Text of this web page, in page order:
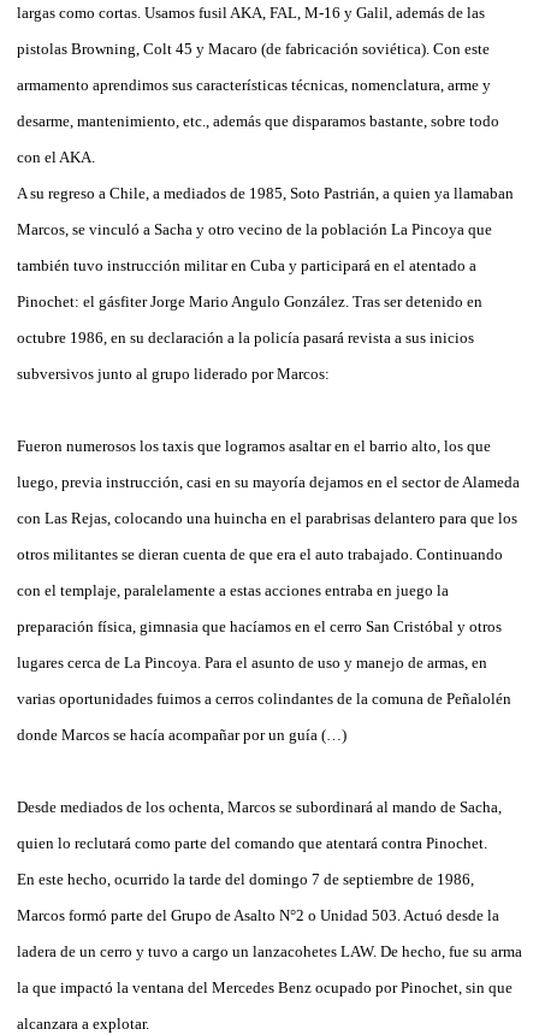
largas como cortas. Usamos fusil AKA, FAL, M-16 y Galil, además de las
pistolas Browning, Colt 45 y Macaro (de fabricación soviética). Con este
armamento aprendimos sus características técnicas, nomenclatura, arme y
desarme, mantenimiento, etc., además que disparamos bastante, sobre todo
con el AKA.
A su regreso a Chile, a mediados de 1985, Soto Pastrián, a quien ya llamaban
Marcos, se vinculó a Sacha y otro vecino de la población La Pincoya que
también tuvo instrucción militar en Cuba y participará en el atentado a
Pinochet: el gásfiter Jorge Mario Angulo González. Tras ser detenido en
octubre 1986, en su declaración a la policía pasará revista a sus inicios
subversivos junto al grupo liderado por Marcos:
Fueron numerosos los taxis que logramos asaltar en el barrio alto, los que
luego, previa instrucción, casi en su mayoría dejamos en el sector de Alameda
con Las Rejas, colocando una huincha en el parabrisas delantero para que los
otros militantes se dieran cuenta de que era el auto trabajado. Continuando
con el templaje, paralelamente a estas acciones entraba en juego la
preparación física, gimnasia que hacíamos en el cerro San Cristóbal y otros
lugares cerca de La Pincoya. Para el asunto de uso y manejo de armas, en
varias oportunidades fuimos a cerros colindantes de la comuna de Peñalolén
donde Marcos se hacía acompañar por un guía (…)
Desde mediados de los ochenta, Marcos se subordinará al mando de Sacha,
quien lo reclutará como parte del comando que atentará contra Pinochet.
En este hecho, ocurrido la tarde del domingo 7 de septiembre de 1986,
Marcos formó parte del Grupo de Asalto N°2 o Unidad 503. Actuó desde la
ladera de un cerro y tuvo a cargo un lanzacohetes LAW. De hecho, fue su arma
la que impactó la ventana del Mercedes Benz ocupado por Pinochet, sin que
alcanzara a explotar.